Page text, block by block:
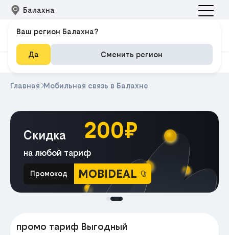
Балахна
Главная Мобильная связь в Балахне
Скидка 200₽
на любой тариф
Промокод MOBIDEAL
промо тариф Выгодный
Ваш регион Балахна?
Да Сменить регион